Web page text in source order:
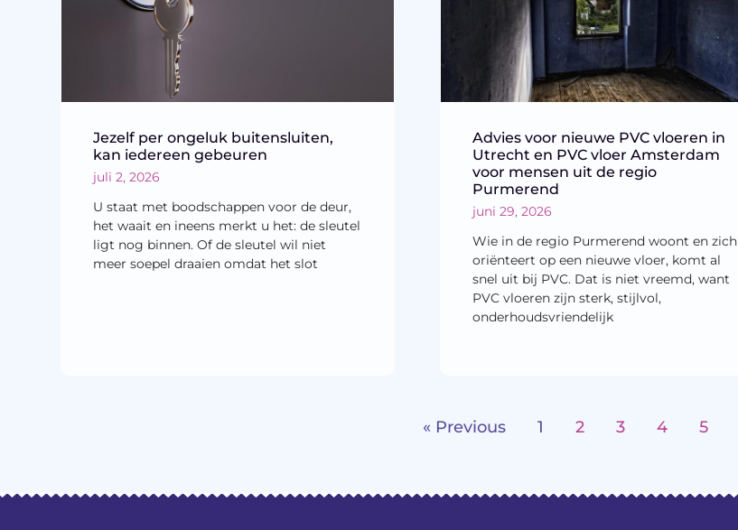
Jezelf per ongeluk buitensluiten,
kan iedereen gebeuren
juli 2, 2026
U staat met boodschappen voor de deur,
het waait en ineens merkt u het: de sleutel
ligt nog binnen. Of de sleutel wil niet
meer soepel draaien omdat het slot
Advies voor nieuwe PVC vloeren in
Utrecht en PVC vloer Amsterdam
voor mensen uit de regio
Purmerend
juni 29, 2026
Wie in de regio Purmerend woont en zich
oriënteert op een nieuwe vloer, komt al
snel uit bij PVC. Dat is niet vreemd, want
PVC vloeren zijn sterk, stijlvol,
onderhoudsvriendelijk
« Previous 1 2 3 4 5